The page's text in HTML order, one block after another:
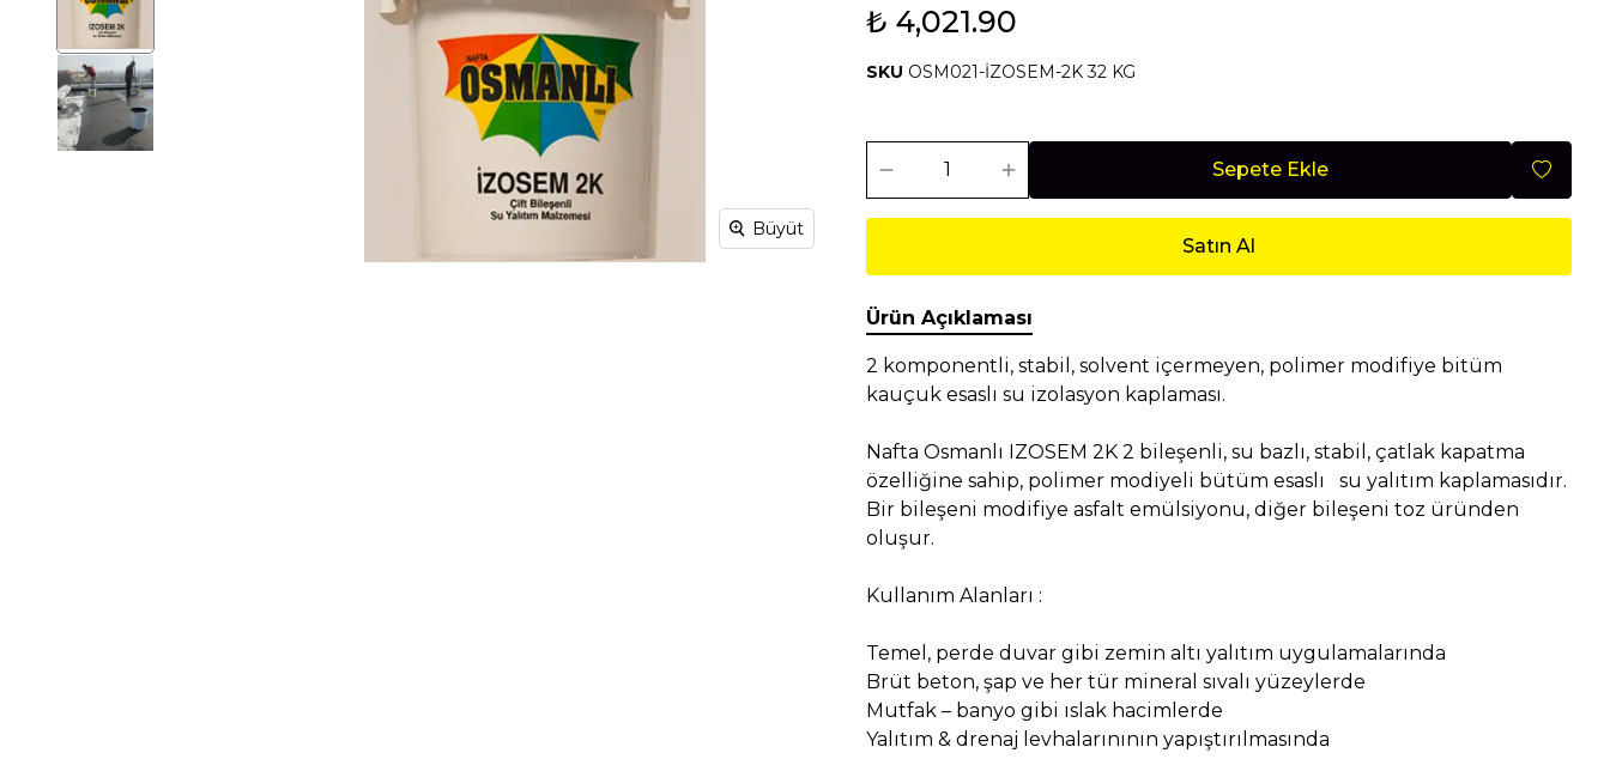
Ev Gereçleri
Malzemeleri
Isıtma Soğutma Makineler Mobilya
Temel İnşaat
Malzemeleri
Tesisat
Malzemeleri
Büyüt
₺ 4,021.90
SKU OSM021-İZOSEM-2K 32 KG
Sepete Ekle
Satın Al
Ürün Açıklaması
2 komponentli, stabil, solvent içermeyen, polimer modifiye bitüm
kauçuk esaslı su izolasyon kaplaması.
Nafta Osmanlı IZOSEM 2K 2 bileşenli, su bazlı, stabil, çatlak kapatma
özelliğine sahip, polimer modiyeli bütüm esaslı su yalıtım kaplamasıdır.
Bir bileşeni modifiye asfalt emülsiyonu, diğer bileşeni toz üründen
oluşur.
Kullanım Alanları :
Temel, perde duvar gibi zemin altı yalıtım uygulamalarında
Brüt beton, şap ve her tür mineral sıvalı yüzeylerde
Mutfak – banyo gibi ıslak hacimlerde
Yalıtım & drenaj levhalarınının yapıştırılmasında